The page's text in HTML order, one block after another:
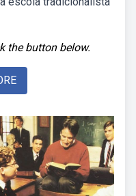
the button below.